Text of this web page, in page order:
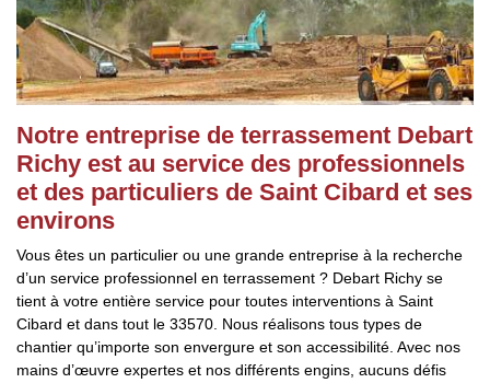
Notre entreprise de terrassement Debart
Richy est au service des professionnels
et des particuliers de Saint Cibard et ses
environs
Vous êtes un particulier ou une grande entreprise à la recherche
d’un service professionnel en terrassement ? Debart Richy se
tient à votre entière service pour toutes interventions à Saint
Cibard et dans tout le 33570. Nous réalisons tous types de
chantier qu’importe son envergure et son accessibilité. Avec nos
mains d’œuvre expertes et nos différents engins, aucuns défis